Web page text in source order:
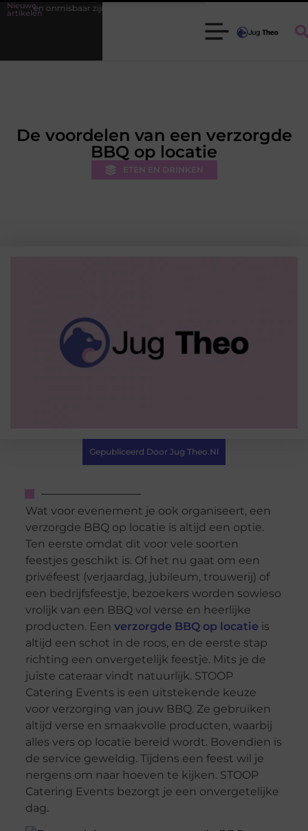
Nieuwe
artikelen
zijn voor elke tuinier
De voordelen van een verzorgde
BBQ op locatie
ETEN EN DRINKEN
Gepubliceerd Door Jug Theo.nl
Wat voor evenement je ook organiseert, een
verzorgde BBQ op locatie is altijd een optie.
Ten eerste omdat dit voor vele soorten
feestjes geschikt is. Of het nu gaat om een
privéfeest (verjaardag, jubileum, trouwerij) of
een bedrijfsfeestje, bezoekers worden sowieso
vrolijk van een BBQ vol verse en heerlijke
producten. Een verzorgde BBQ op locatie is
altijd een schot in de roos, en de eerste stap
richting een onvergetelijk feestje. Mits je de
juiste cateraar vindt natuurlijk. STOOP
Catering Events is een uitstekende keuze
voor verzorging van jouw BBQ. Ze gebruiken
altijd verse en smaakvolle producten, waarbij
alles vers op locatie bereid wordt. Bovendien is
de service geweldig. Tijdens een feest wil je
nergens om naar hoeven te kijken. STOOP
Catering Events bezorgt je een onvergetelijke
dag.